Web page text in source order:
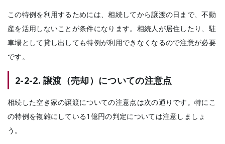
この特例を利用するためには、相続してから譲渡の日まで、不動
産を活用しないことが条件になります。 相続人が居住したり、駐
車場として貸し出しても特例が利用できなくなるので注意が必要
です。
2-2-2. 譲渡（売却）についての注意点
相続した空き家の譲渡についての注意点は次の通りです。特にこ
の特例を複雑にしている1億円の判定については注意しましょ
う。